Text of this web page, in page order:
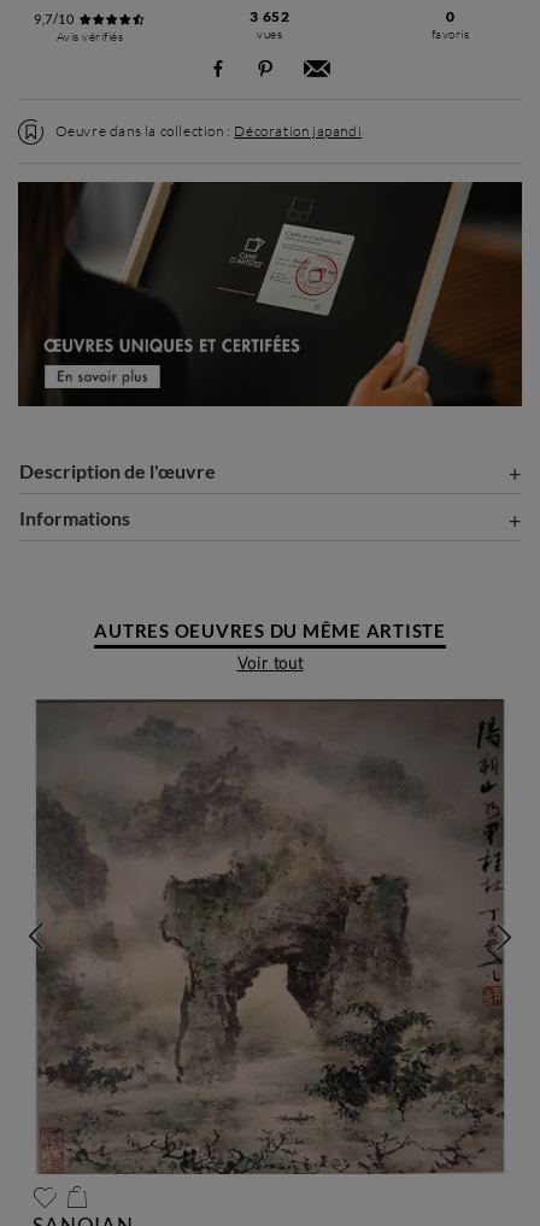
9,7/10
Avis vérifiés
3 652
vues
0
favoris
Oeuvre dans la collection : Décoration japandi
Description de l'œuvre
Informations
AUTRES OEUVRES DU MÊME ARTISTE
Voir tout